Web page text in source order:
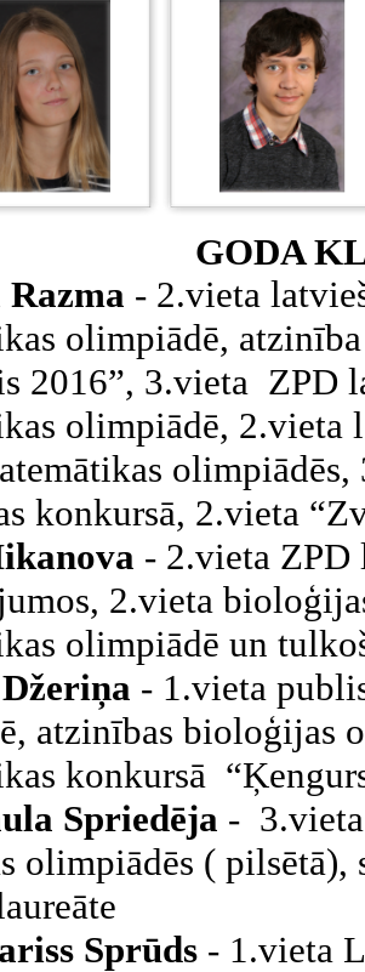
GODA
- 2.vieta
olimpiādē,
2016”, 3.vieta ZPD
olimpiādē, 2.vieta
konkursā, 2.vieta
- 2.vieta ZPD
2.vieta
olimpiādē un
- 1.vieta
atzinības bioloģijas
konkursā
Spriedēja - 3.vieta
olimpiādēs ( pilsētā),
Sprūds - 1.vieta